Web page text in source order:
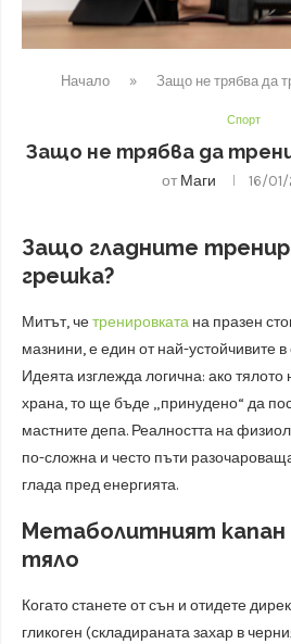
Начало » Защо не трябва да
Спорт
Защо не трябва да
от Маги 16/
Защо гладните
грешка?
Митът, четренировката на празен
мазнини, е един от най-устойчивите
Идеята изглежда логична: ако
храна, то ще бъде „принудено“ да
мастните депа. Реалността на
по-сложна и често пъти
глада пред енергията.
Метаболитният капан
тяло
Когато станете от сън и отидете
гликоген (складираната захар в